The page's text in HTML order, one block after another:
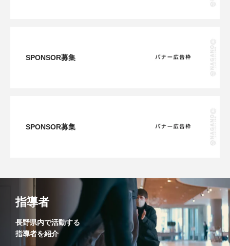
SPONSOR募集
SPONSOR募集
指導者
長野県内で活動する
指導者を紹介